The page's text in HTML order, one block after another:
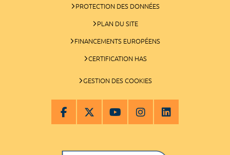
PROTECTION DES DONNÉES
PLAN DU SITE
FINANCEMENTS EUROPÉENS
CERTIFICATION HAS
GESTION DES COOKIES